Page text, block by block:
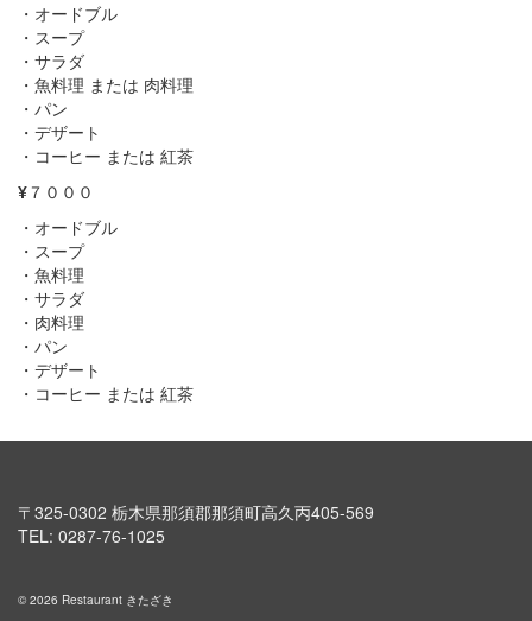
・オードブル
・スープ
・サラダ
・魚料理 または 肉料理
・パン
・デザート
・コーヒー または 紅茶
¥ ７０００
・オードブル
・スープ
・魚料理
・サラダ
・肉料理
・パン
・デザート
・コーヒー または 紅茶
〒325-0302 栃木県那須郡那須町高久丙405-569
TEL: 0287-76-1025
© 2026 Restaurant きたざき